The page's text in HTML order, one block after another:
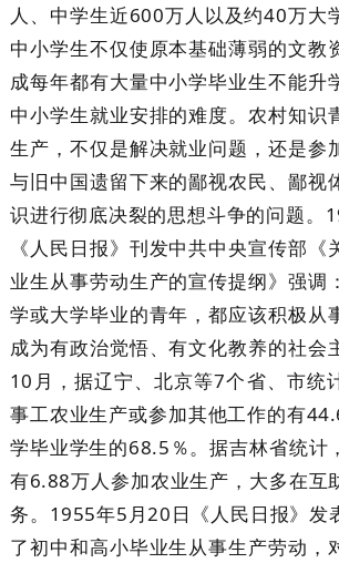
人、中学生近600万人以及约40万大
中小学生不仅使原本基础薄弱的文教
成每年都有大量中小学毕业生不能升
中小学生就业安排的难度。农村知识
生产，不仅是解决就业问题，还是参
与旧中国遗留下来的鄙视农民、鄙视
识进行彻底决裂的思想斗争的问题。
《人民日报》刊发中共中央宣传部《
业生从事劳动生产的宣传提纲》强调
学或大学毕业的青年，都应该积极从
成为有政治觉悟、有文化教养的社会
10月，据辽宁、北京等7个省、市统
事工农业生产或参加其他工作的有
学毕业学生的68.5％。据吉林省统计
有6.88万人参加农业生产，大多在互
务。1955年5月20日《人民日报》发
了初中和高小毕业生从事生产劳动，